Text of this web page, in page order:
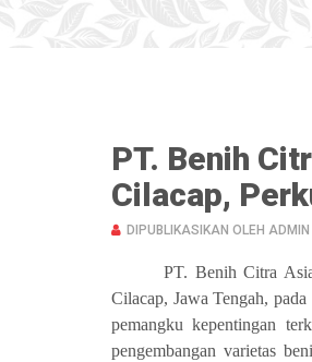
PT. Benih
Cilacap,
DIPUBLIKASIKAN OLEH ADMIN
PT. Benih Citra
Cilacap, Jawa Tengah,
pemangku kepentingan
pengembangan varietas